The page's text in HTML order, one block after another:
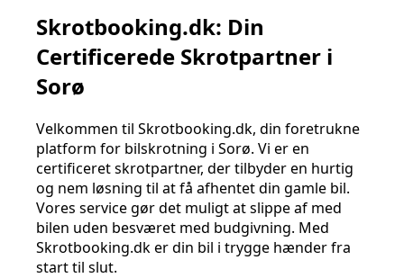
Skrotbooking.dk: Din
Certificerede Skrotpartner i
Sorø
Velkommen til Skrotbooking.dk, din foretrukne
platform for bilskrotning i Sorø. Vi er en
certificeret skrotpartner, der tilbyder en hurtig
og nem løsning til at få afhentet din gamle bil.
Vores service gør det muligt at slippe af med
bilen uden besværet med budgivning. Med
Skrotbooking.dk er din bil i trygge hænder fra
start til slut.